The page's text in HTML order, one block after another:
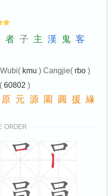
者 子 主 漢 鬼 客
Wubi( kmu ) Cangjie( rbo )
60802 )
原 元 源 園 圓 援 緣
ORDER